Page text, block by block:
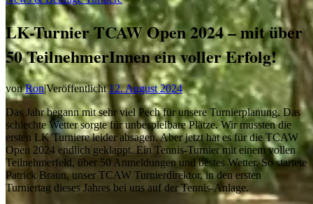
LK-Turnier TCAW Open 2024 – mit über
50 TeilnehmerInnen ein voller Erfolg!
vonRon|Veröffentlicht12. August 2024
Das Jahr begann mit sehr viel Pech für unsere Turnierplanung. Das
schlechte Wetter sorgte für unbespielbare Plätze. Wir mussten die
ersten LK Turniere leider absagen. Aber jetzt hat es für die TCAW
Open 2024 endlich geklappt. Ein Tennis-Turnier mit einem vollen
Teilnehmerfeld, über 50 Anmeldungen und bestes Wetter. So startete
Patrick Braun, unser TCAW Turnierdirektor, in den ersten
Turniertag dieses Jahres bei uns auf der Tennis-Anlage.